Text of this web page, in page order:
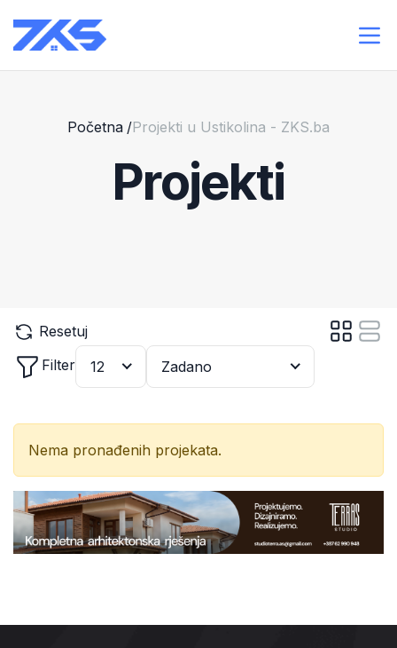
Početna /Projekti u Ustikolina - ZKS.ba
Projekti
Resetuj
Filter
12 Zadano
Nema pronađenih projekata.